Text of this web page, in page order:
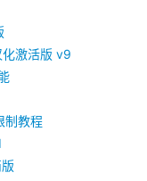
激活版 v9
制教程